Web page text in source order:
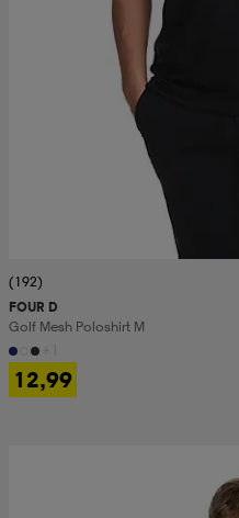
(192)
FOUR D
Golf Mesh Poloshirt M
12,99